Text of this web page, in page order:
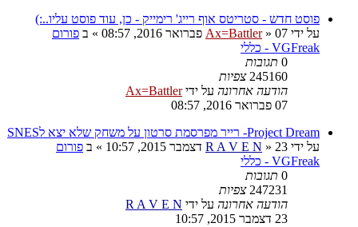
פוסט חדש - סטריטס אוף רייג' רימייק - כן, עוד פוסט עליו..:)
על ידי
Ax=Battler» 07 פברואר 2016, 08:57 » ב פורום
VGFreak - כללי
0 תגובות
245160 צפיות
הודעה אחרונה על ידיAx=Battler
07 פברואר 2016, 08:57
Project Dream- רייר מפרסמת סרטון על משחק שלא יצא לSNES
על ידי
R A V E N » 23 דצמבר 2015, 10:57 » ב פורום
VGFreak - כללי
0 תגובות
247231 צפיות
הודעה אחרונה על ידי R A V E N
23 דצמבר 2015, 10:57